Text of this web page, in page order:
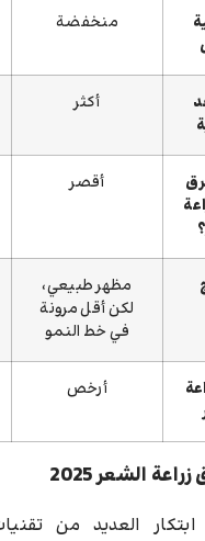
منخفضة
أكثر
أقصر
مظهر طبيعي،
لكن أقل مرونة
في خط النمو
أرخص
الشعر 2025
ابتكار العديد من